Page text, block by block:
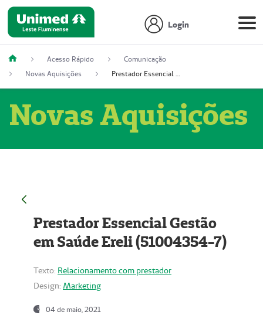
Login
Acesso Rápido
Comunicação
Novas Aquisições
Prestador Essencial Gestão em Saúde Ereli (51004354-7)
Novas Aquisições
Prestador Essencial Gestão
em Saúde Ereli (51004354-7)
Texto: Relacionamento com prestador
Design: Marketing
04 de maio, 2021